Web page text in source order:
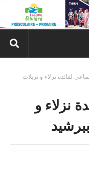
لفائدة نزلاء و نزيلات
نزلاء و